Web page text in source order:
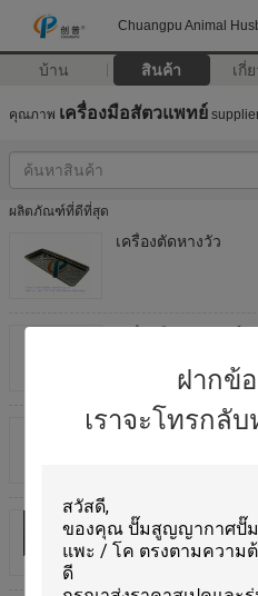
Chuangpu Animal
บ้าน สินค้า เกี่
ฝากข้
เราจะโทรกลั
คุณภาพ เครื่องมือสัตวแพทย์
ผลิตภัณฑ์ที่ดีที่สุด
เครื่องตัดหางวัว
เครื่องมือการแพทย์สั
เครื่องตรวจจับโลห
ปรับปรุงประสบกา